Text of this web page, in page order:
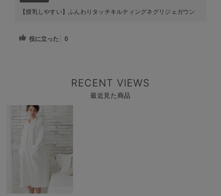
【授乳しやすい】ふんわりタッチキルティングネグリジェガウン
役に立った 0
RECENT VIEWS
最近見た商品
商